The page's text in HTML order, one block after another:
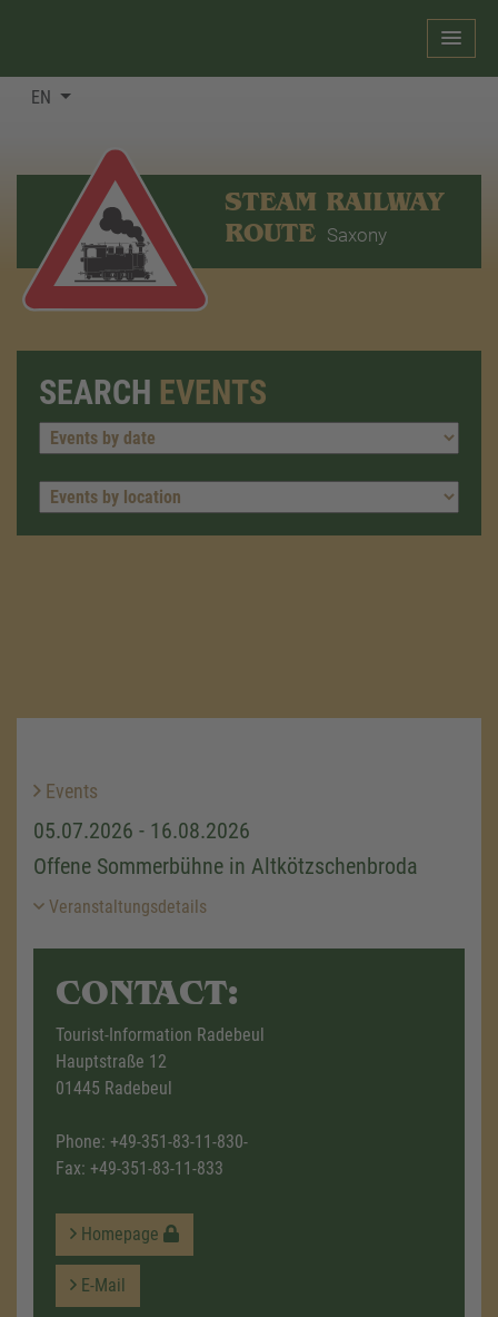
EN
STEAM RAILWAY
ROUTE Saxony
SEARCH EVENTS
Events
05.07.2026 - 16.08.2026
Offene Sommerbühne in Altkötzschenbroda
Veranstaltungsdetails
CONTACT:
Tourist-Information Radebeul
Hauptstraße 12
01445 Radebeul
Phone: +49-351-83-11-830-
Fax: +49-351-83-11-833
Homepage
E-Mail